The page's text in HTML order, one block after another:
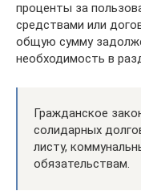
проценты за
средствами или
общую сумму
необходимость в
Гражданское
солидарных
листу,
обязательствам.